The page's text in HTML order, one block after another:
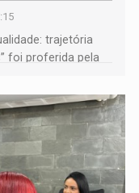
trajetória
foi proferida pela